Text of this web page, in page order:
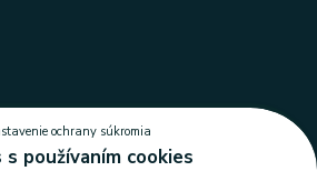
ochrany súkromia
s používaním cookies